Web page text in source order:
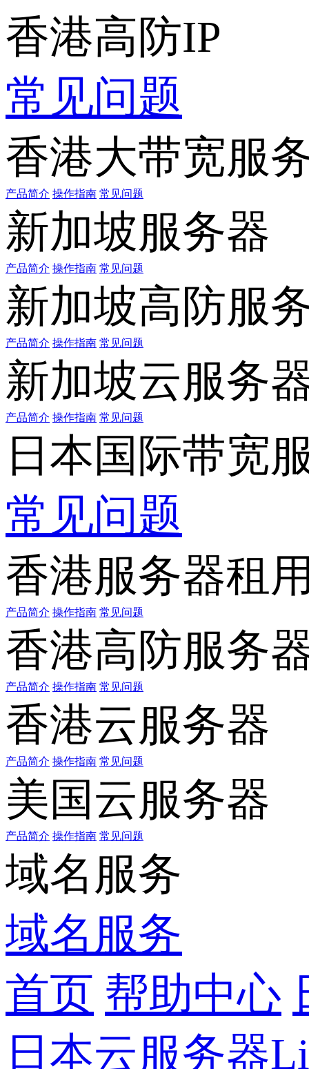
香港高防IP
常见问题
香港大带宽服
产品简介 操作指南 常见问题
新加坡服务器
产品简介 操作指南 常见问题
新加坡高防服
产品简介 操作指南 常见问题
新加坡云服务
产品简介 操作指南 常见问题
日本国际带宽
常见问题
香港服务器租
产品简介 操作指南 常见问题
香港高防服务
产品简介 操作指南 常见问题
香港云服务器
产品简介 操作指南 常见问题
美国云服务器
产品简介 操作指南 常见问题
域名服务
域名服务
首页 帮助中心
日本云服务器